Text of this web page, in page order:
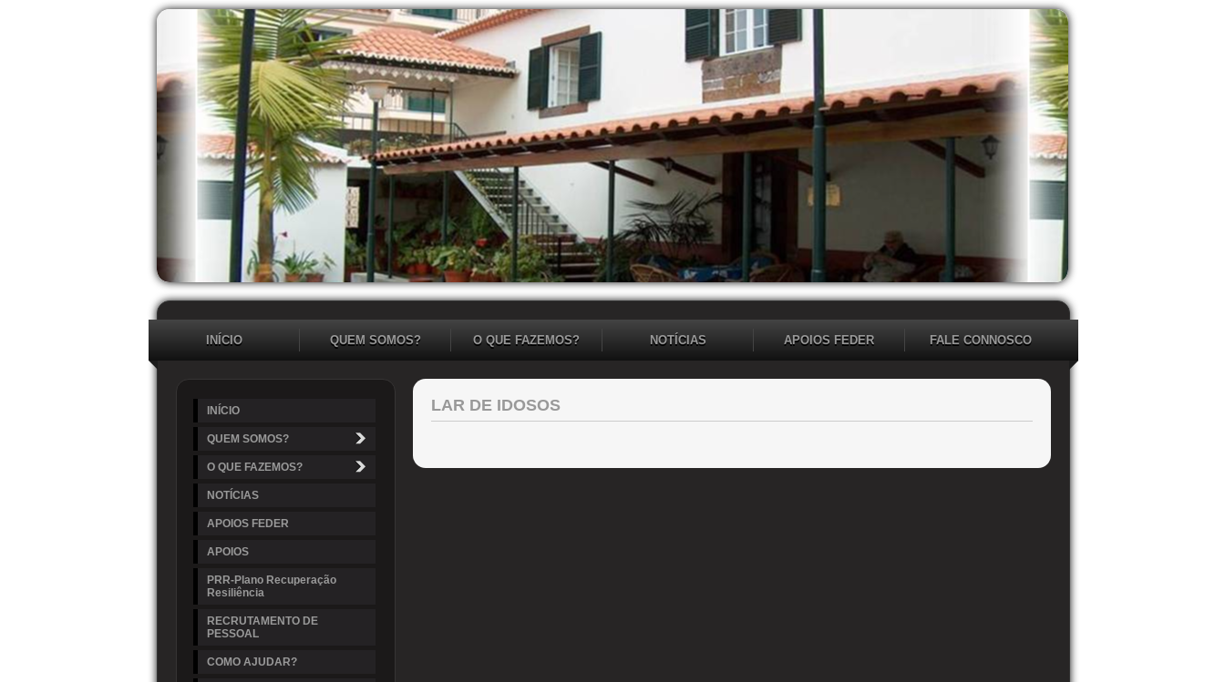
INÍCIO QUEM SOMOS? O QUE FAZEMOS? NOTÍCIAS APOIOS FEDER FALE CONNOSCO
INÍCIO
QUEM SOMOS?
O QUE FAZEMOS?
NOTÍCIAS
APOIOS FEDER
APOIOS
PRR-Plano Recuperação
Resiliência
RECRUTAMENTO DE
PESSOAL
COMO AJUDAR?
LAR DE IDOSOS